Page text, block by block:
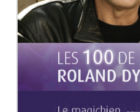
AUTRES PRODUITS